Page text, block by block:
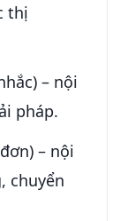
thị
– nội
pháp.
– nội
chuyển